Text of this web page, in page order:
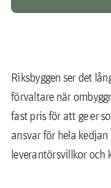
Riksbyggen ser det
förvaltare när
fast pris för att ge er
ansvar för hela
leverantörsvillkor och